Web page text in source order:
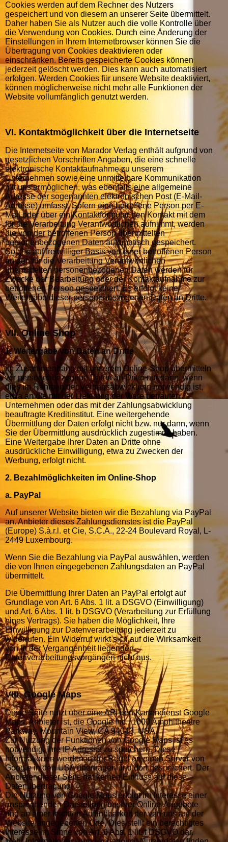
Cookies werden auf dem Rechner des Nutzers
gespeichert und von diesem an unserer Seite übermittelt.
Daher haben Sie als Nutzer auch die volle Kontrolle über
die Verwendung von Cookies. Durch eine Änderung der
Einstellungen in Ihrem Internetbrowser können Sie die
Übertragung von Cookies deaktivieren oder
einschränken. Bereits gespeicherte Cookies können
jederzeit gelöscht werden. Dies kann auch automatisiert
erfolgen. Werden Cookies für unsere Website deaktiviert,
können möglicherweise nicht mehr alle Funktionen der
Website vollumfänglich genutzt werden.
VI. Kontaktmöglichkeit über die Internetseite
Die Internetseite von Marador Verlag enthält aufgrund von
gesetzlichen Vorschriften Angaben, die eine schnelle
elektronische Kontaktaufnahme zu unserem
Unternehmen sowie eine unmittelbare Kommunikation
mit uns ermöglichen, was ebenfalls eine allgemeine
Adresse der sogenannten elektronischen Post (E-Mail-
Adresse) umfasst. Sofern eine betroffene Person per E-
Mail oder über ein Kontaktformular den Kontakt mit dem
für die Verarbeitung Verantwortlichen aufnimmt, werden
die von der betroffenen Person übermittelten
personenbezogenen Daten automatisch gespeichert.
Solche auf freiwilliger Basis von einer betroffenen Person
an den für die Verarbeitung Verantwortlichen
übermittelten personenbezogenen Daten werden für
Zwecke der Bearbeitung oder der Kontaktaufnahme zur
betroffenen Person gespeichert. Es erfolgt keine
Weitergabe dieser personenbezogenen Daten an Dritte.
VII. Online Shop
1. Weitergabe von Daten an Dritte
Im Zusammenhang mit unserem Online-Shop übermitteln
wir personenbezogene Daten an Dritte nur dann, wenn
dies im Rahmen der Vertragsabwicklung notwendig ist,
etwa an die mit der Lieferung der Ware betrauten
Unternehmen oder das mit der Zahlungsabwicklung
beauftragte Kreditinstitut. Eine weitergehende
Übermittlung der Daten erfolgt nicht bzw. nur dann, wenn
Sie der Übermittlung ausdrücklich zugestimmt haben.
Eine Weitergabe Ihrer Daten an Dritte ohne
ausdrückliche Einwilligung, etwa zu Zwecken der
Werbung, erfolgt nicht.
2. Bezahlmöglichkeiten im Online-Shop
a. PayPal
Auf unserer Website bieten wir die Bezahlung via PayPal
an. Anbieter dieses Zahlungsdienstes ist die PayPal
(Europe) S.à.r.l. et Cie, S.C.A., 22-24 Boulevard Royal, L-
2449 Luxembourg.
Wenn Sie die Bezahlung via PayPal auswählen, werden
die von Ihnen eingegebenen Zahlungsdaten an PayPal
übermittelt.
Die Übermittlung Ihrer Daten an PayPal erfolgt auf
Grundlage von Art. 6 Abs. 1 lit. a DSGVO (Einwilligung)
und Art. 6 Abs. 1 lit. b DSGVO (Verarbeitung zur Erfüllung
eines Vertrags). Sie haben die Möglichkeit, Ihre
Einwilligung zur Datenverarbeitung jederzeit zu
widerrufen. Ein Widerruf wirkt sich auf die Wirksamkeit
von in der Vergangenheit liegenden
Datenverarbeitungsvorgängen nicht aus.
VIII. Google Maps
Diese Seite nutzt über eine API den Kartendienst Google
Maps. Anbieter ist, die Google Inc., 1600 Amphitheatre
Parkway, Mountain View, CA 94043, USA.
Zur Nutzung der Funktionen von Google Maps ist es
notwendig, Ihre IP Adresse zu speichern. Diese
Informationen werden in der Regel an einen Server von
Google in den USA übertragen und dort gespeichert. Der
Anbieter dieser Seite hat keinen Einfluss auf diese
Datenübertragung.
Die Nutzung von Google Maps erfolgt im Interesse einer
ansprechenden Darstellung unserer Online-Angebote
und an einer leichten Auffindbarkeit der von uns auf der
Website angegebenen Orte. Dies stellt ein berechtigtes
Interesse im Sinne von Art. 6 Abs. 1 lit. f DSGVO dar.